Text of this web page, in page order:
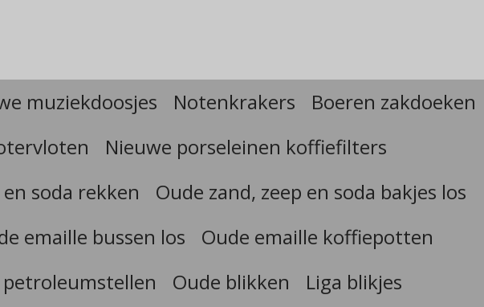
muziekdoosjes Notenkrakers
Boeren zakdoeken
Nieuwe porseleinen koffiefilters
soda rekken
Oude zand, zeep en soda bakjes los
emaille bussen los
Oude emaille koffiepotten
petroleumstellen Oude blikken
Liga blikjes